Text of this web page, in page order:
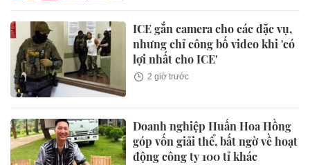
ICE gắn camera cho các đặc vụ,
nhưng chỉ công bố video khi 'có
lợi nhất cho ICE'
2 giờ trước
Doanh nghiệp Huấn Hoa Hồng
góp vốn giải thể, bất ngờ về hoạt
động công ty 100 tỉ khác